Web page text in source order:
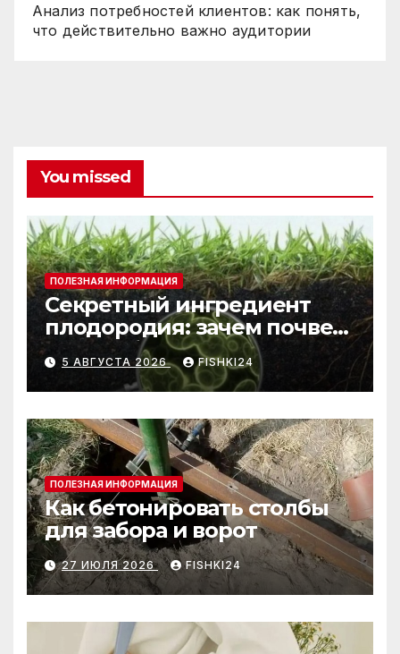
Анализ потребностей клиентов: как понять,
что действительно важно аудитории
You missed
ПОЛЕЗНАЯ ИНФОРМАЦИЯ
Секретный ингредиент
плодородия: зачем почве
нужны бактерии и
биогумус
5 АВГУСТА 2026 FISHKI24
ПОЛЕЗНАЯ ИНФОРМАЦИЯ
Как бетонировать столбы
для забора и ворот
27 ИЮЛЯ 2026 FISHKI24